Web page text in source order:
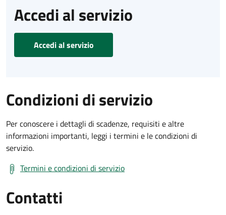
Accedi al servizio
Accedi al servizio
Condizioni di servizio
Per conoscere i dettagli di scadenze, requisiti e altre
informazioni importanti, leggi i termini e le condizioni di
servizio.
Termini e condizioni di servizio
Contatti